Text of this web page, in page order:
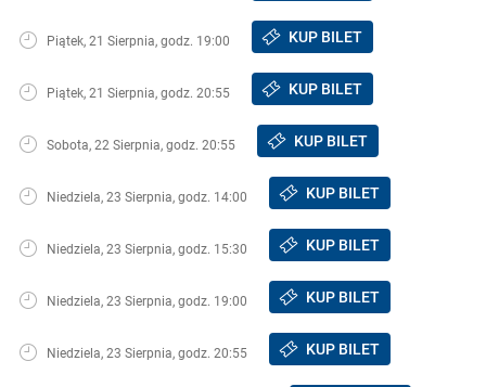
Piątek, 21 Sierpnia, godz. 19:00 KUP BILET
Piątek, 21 Sierpnia, godz. 20:55 KUP BILET
Sobota, 22 Sierpnia, godz. 20:55 KUP BILET
Niedziela, 23 Sierpnia, godz. 14:00 KUP BILET
Niedziela, 23 Sierpnia, godz. 15:30 KUP BILET
Niedziela, 23 Sierpnia, godz. 19:00 KUP BILET
Niedziela, 23 Sierpnia, godz. 20:55 KUP BILET